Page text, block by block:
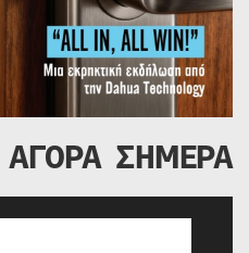
ΣΗΜΕΡΑ